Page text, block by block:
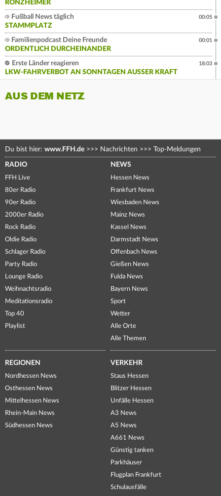
RONZHEIMER
Fußball News täglich
STAMMPLATZ
00:05
Familienpodcast Deine Freunde
ORDENTLICH DURCHEINANDER
00:01
Erste Länder reagieren
LKW-FAHRVERBOT AN SONNTAGEN AUSSER KRAFT
18:03
AUS DEM NETZ
Du bist hier: www.FFH.de >>> Nachrichten >>> Top-Meldungen
RADIO
FFH Live
80er Radio
90er Radio
2000er Radio
Rock Radio
Oldie Radio
Schlager Radio
Party Radio
Lounge Radio
Weihnachtsradio
Meditationsradio
Top 40
Playlist
NEWS
Hessen News
Frankfurt News
Wiesbaden News
Mainz News
Kassel News
Darmstadt News
Offenbach News
Gießen News
Fulda News
Bayern News
Sport
Wetter
Alle Orte
Alle Themen
REGIONEN
Nordhessen News
Osthessen News
Mittelhessen News
Rhein-Main News
Südhessen News
VERKEHR
Staus Hessen
Blitzer Hessen
Unfälle Hessen
A3 News
A5 News
A661 News
Günstig tanken
Parkhäuser
Flugplan Frankfurt
Schulausfälle